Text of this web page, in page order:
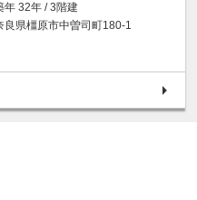
年 32年 / 3階建
良県橿原市中曽司町180-1